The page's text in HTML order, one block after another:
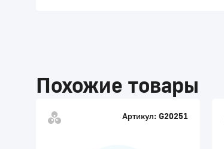
Похожие товары
Артикул: G20251